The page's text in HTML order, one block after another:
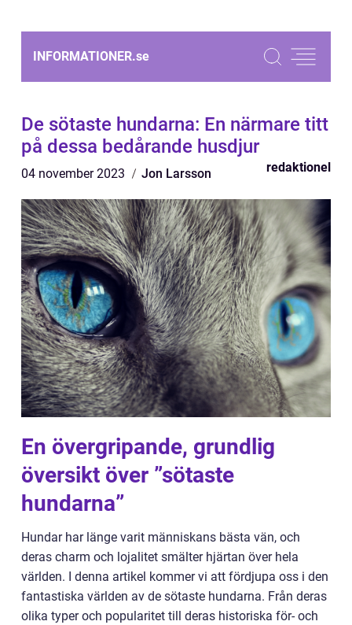
INFORMATIONER.se
De sötaste hundarna: En närmare titt
på dessa bedårande husdjur
04 november 2023 Jon Larsson redaktionel
En övergripande, grundlig
översikt över ”sötaste
hundarna”
Hundar har länge varit människans bästa vän, och
deras charm och lojalitet smälter hjärtan över hela
världen. I denna artikel kommer vi att fördjupa oss i den
fantastiska världen av de sötaste hundarna. Från deras
olika typer och popularitet till deras historiska för- och